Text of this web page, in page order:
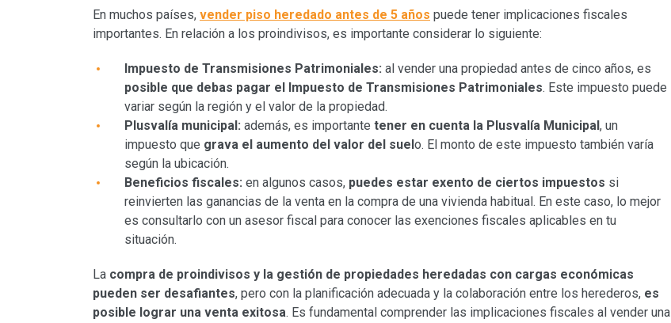
En muchos países, vender piso heredado antes de 5 años puede tener implicaciones fiscales
importantes. En relación a los proindivisos, es importante considerar lo siguiente:
Impuesto de Transmisiones Patrimoniales: al vender una propiedad antes de cinco años, es
posible que debas pagar el Impuesto de Transmisiones Patrimoniales. Este impuesto puede
variar según la región y el valor de la propiedad.
Plusvalía municipal: además, es importante tener en cuenta la Plusvalía Municipal , un
impuesto que grava el aumento del valor del suel o. El monto de este impuesto también varía
según la ubicación.
Beneficios fiscales: en algunos casos, puedes estar exento de ciertos impuestos si
reinvierten las ganancias de la venta en la compra de una vivienda habitual. En este caso, lo mejor
es consultarlo con un asesor fiscal para conocer las exenciones fiscales aplicables en tu
situación.
La compra de proindivisos y la gestión de propiedades heredadas con cargas económicas
pueden ser desafiantes, pero con la planificación adecuada y la colaboración entre los herederos, es
posible lograr una venta exitosa. Es fundamental comprender las implicaciones fiscales al vender una